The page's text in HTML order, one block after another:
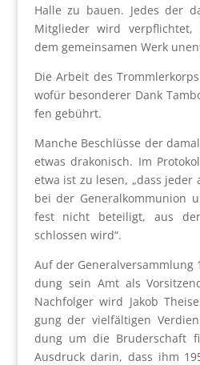
Hal­le zu bau­en. Jedes der
Mit­glie­der wird ver­pflich­tet,
dem gemein­sa­men Werk
Die Arbeit des
wofür beson­de­rer Dank
fen gebührt.
Man­che Beschlüs­se der
etwas dra­ko­nisch. Im
etwa ist zu lesen, „dass jeder
bei der Gene­ral­kom­mu­ni­on
fest nicht betei­ligt, aus
schlos­sen wird“.
Auf der Gene­ral­ver­samm­lung
dung sein Amt als
Nach­fol­ger wird Jakob
gung der viel­fäl­ti­gen
dung um die Bru­der­schaft
Aus­druck dar­in, dass ihm